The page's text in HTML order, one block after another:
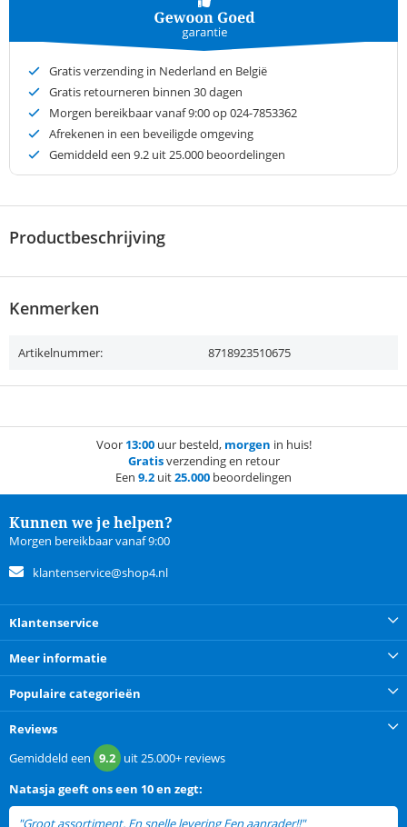
Gratis verzending in Nederland en België
Gratis retourneren binnen 30 dagen
Morgen bereikbaar vanaf 9:00 op 024-7853362
Afrekenen in een beveiligde omgeving
Gemiddeld een 9.2 uit 25.000 beoordelingen
Productbeschrijving
Kenmerken
Artikelnummer: 8718923510675
Voor 13:00uur besteld, morgen in huis!
Gratisverzending en retour
Een 9.2 uit25.000 beoordelingen
Kunnen we je helpen?
Morgen bereikbaar vanaf 9:00
klantenservice@shop4.nl
Klantenservice
Meer informatie
Populaire categorieën
Reviews
Gemiddeld een 9.2 uit25.000+ reviews
Natasja geeft ons een 10 en zegt:
"Groot assortiment. En snelle levering Een aanrader!!"